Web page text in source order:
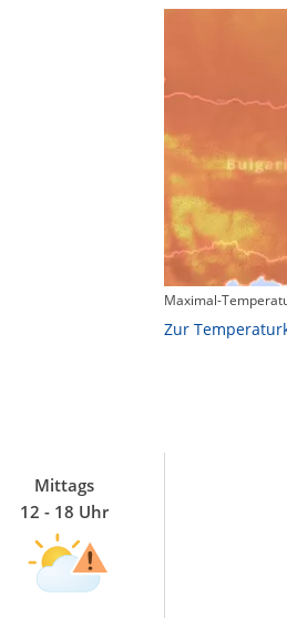
Mittags
12 - 18 Uhr
Maximal-
Zur